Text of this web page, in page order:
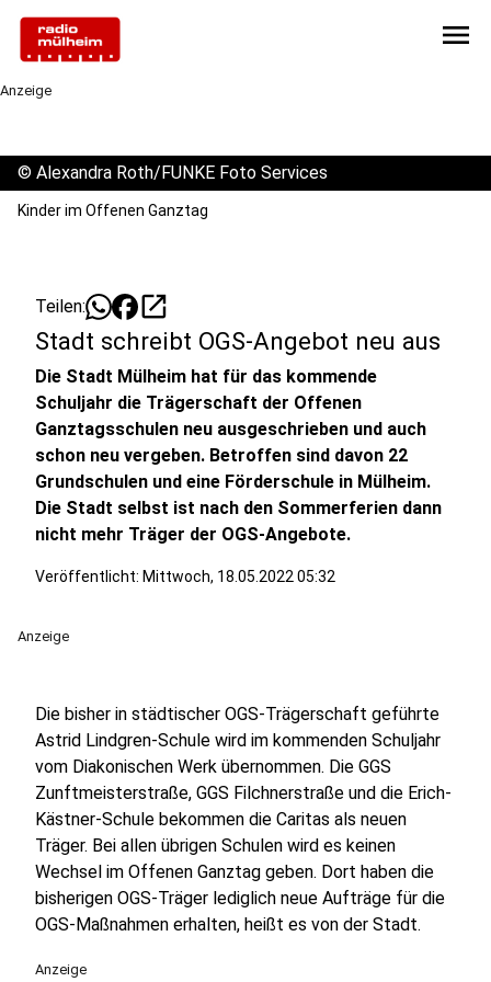
menu
Anzeige
© Alexandra Roth/FUNKE Foto Services
Kinder im Offenen Ganztag
Teilen: open_in_new
Stadt schreibt OGS-Angebot neu aus
Die Stadt Mülheim hat für das kommende
Schuljahr die Trägerschaft der Offenen
Ganztagsschulen neu ausgeschrieben und auch
schon neu vergeben. Betroffen sind davon 22
Grundschulen und eine Förderschule in Mülheim.
Die Stadt selbst ist nach den Sommerferien dann
nicht mehr Träger der OGS-Angebote.
Veröffentlicht: Mittwoch, 18.05.2022 05:32
Anzeige
Die bisher in städtischer OGS-Trägerschaft geführte
Astrid Lindgren-Schule wird im kommenden Schuljahr
vom Diakonischen Werk übernommen. Die GGS
Zunftmeisterstraße, GGS Filchnerstraße und die Erich-
Kästner-Schule bekommen die Caritas als neuen
Träger. Bei allen übrigen Schulen wird es keinen
Wechsel im Offenen Ganztag geben. Dort haben die
bisherigen OGS-Träger lediglich neue Aufträge für die
OGS-Maßnahmen erhalten, heißt es von der Stadt.
Anzeige